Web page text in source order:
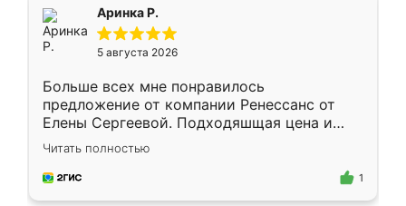
Аринка Р.
5 августа 2026
Больше всех мне понравилось
предложение от компании Ренессанс от
Елены Сергеевой. Подходяшщая цена и
короткие сроки изготовления. Приехавший
для замера сотрудник Владислав
предложил по моему эскизу самый
Читать полностью
1